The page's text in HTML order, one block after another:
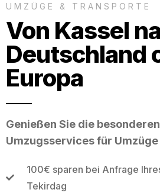
UMZÜGE & TRANSPORTE
Von Kassel
Deutschland
Europa
Genießen Sie die
Umzugsservices für
100€ sparen bei Anfrage
Tekirdag